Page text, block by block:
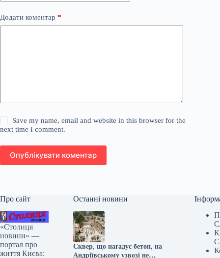
Додати коментар *
Save my name, email and website in this browser for the
next time I comment.
Опублікувати коментар
Про сайт
«Столиця
новини» —
портал про
життя Києва:
Останні новини
Сквер, що нагадує бетон, на
Андріївському узвозі не